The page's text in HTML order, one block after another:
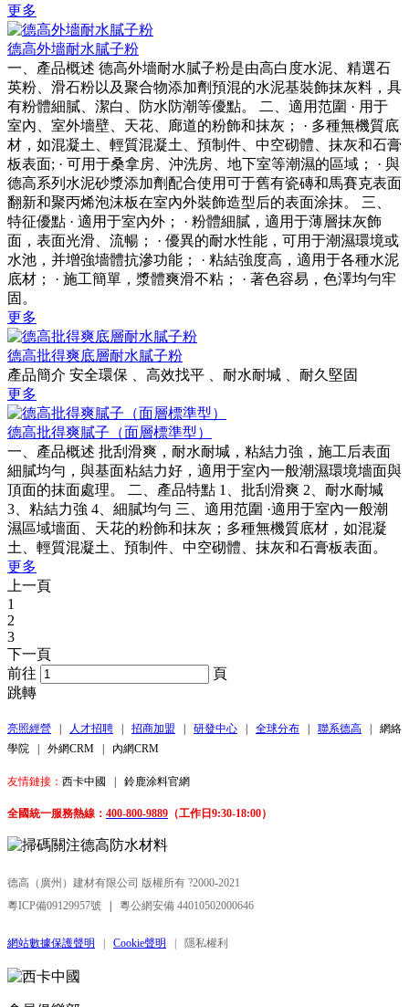
更多
德高外墻耐水膩子粉
一、產品概述 德高外墻耐水膩子粉是由高白度水泥、精選石
英粉、滑石粉以及聚合物添加劑預混的水泥基裝飾抹灰料，具
有粉體細膩、潔白、防水防潮等優點。 二、適用范圍 · 用于
室內、室外墻壁、天花、廊道的粉飾和抹灰； · 多種無機質底
材，如混凝土、輕質混凝土、預制件、中空砌體、抹灰和石膏
板表面; · 可用于桑拿房、沖洗房、地下室等潮濕的區域； · 與
德高系列水泥砂漿添加劑配合使用可于舊有瓷磚和馬賽克表面
翻新和聚丙烯泡沫板在室內外裝飾造型后的表面涂抹。 三、
特征優點 · 適用于室內外； · 粉體細膩，適用于薄層抹灰飾
面，表面光滑、流暢； · 優異的耐水性能，可用于潮濕環境或
水池，并增強墻體抗滲功能； · 粘結強度高，適用于各種水泥
底材； · 施工簡單，漿體爽滑不粘； · 著色容易，色澤均勻牢
固。
更多
德高批得爽底層耐水膩子粉
產品簡介 安全環保 、高效找平 、耐水耐堿 、耐久堅固
更多
德高批得爽膩子（面層標準型）
一、產品概述 批刮滑爽，耐水耐堿，粘結力強，施工后表面
細膩均勻，與基面粘結力好，適用于室內一般潮濕環境墻面與
頂面的抹面處理。 二、產品特點 1、批刮滑爽 2、耐水耐堿
3、粘結力強 4、細膩均勻 三、適用范圍 ·適用于室內一般潮
濕區域墻面、天花的粉飾和抹灰；多種無機質底材，如混凝
土、輕質混凝土、預制件、中空砌體、抹灰和石膏板表面。
更多
上一頁
1
2
3
下一頁
前往
頁
跳轉
亮照經營 | 人才招聘 | 招商加盟 | 研發中心 | 全球分布 | 聯系德高 | 網絡
學院 | 外網CRM | 內網CRM
友情鏈接： 西卡中國 | 鈴鹿涂料官網
全國統一服務熱線： 400-800-9889 （工作日9:30-18:00）
德高（廣州）建材有限公司 版權所有 ?2000-2021
粵ICP備09129957號 | 粵公網安備 44010502000646
網站數據保護聲明 | Cookie聲明 | 隱私權利